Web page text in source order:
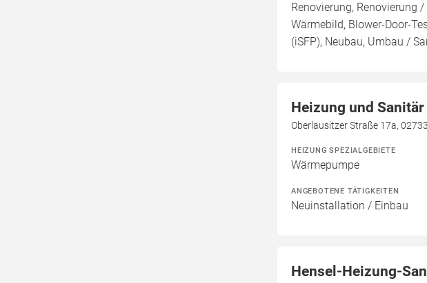
Renovierung, Renovierung
Wärmebild, Blower-Door-
(iSFP), Neubau, Umbau /
Heizung und
Oberlausitzer Straße 17a,
HEIZUNG SPEZIALGEBIETE
Wärmepumpe
ANGEBOTENE TÄTIGKEITEN
Neuinstallation / Einbau
Hensel-Heizung-